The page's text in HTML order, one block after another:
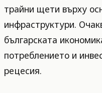
трайни щети върху
инфраструктури.
българската
потреблението и
рецесия.